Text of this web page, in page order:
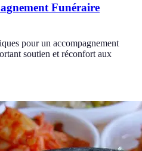
Funéraire
pour un accompagnement
soutien et réconfort aux